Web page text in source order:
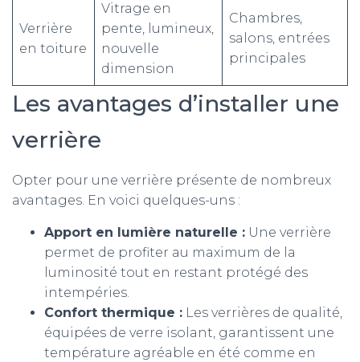
Verrière
en toiture
Vitrage en
pente, lumineux,
nouvelle
dimension
Chambres,
salons, entrées
principales
Les avantages d’installer une
verrière
Opter pour une verrière présente de nombreux
avantages. En voici quelques-uns :
Apport en lumière naturelle : Une verrière
permet de profiter au maximum de la
luminosité tout en restant protégé des
intempéries.
Confort thermique : Les verrières de qualité,
équipées de verre isolant, garantissent une
température agréable en été comme en